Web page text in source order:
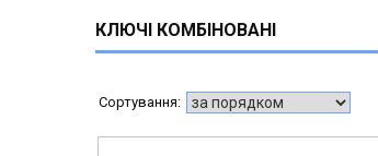
КЛЮЧІ КОМБІНОВАНІ